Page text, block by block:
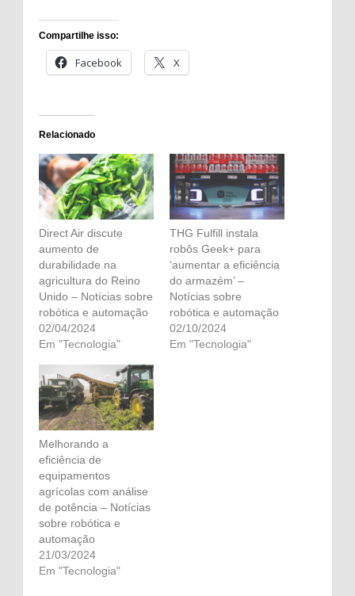
Compartilhe isso:
Facebook X
Relacionado
Direct Air discute
aumento de
durabilidade na
agricultura do Reino
Unido – Notícias sobre
robótica e automação
02/04/2024
Em "Tecnologia"
THG Fulfill instala
robôs Geek+ para
‘aumentar a eficiência
do armazém’ –
Notícias sobre
robótica e automação
02/10/2024
Em "Tecnologia"
Melhorando a
eficiência de
equipamentos
agrícolas com análise
de potência – Notícias
sobre robótica e
automação
21/03/2024
Em "Tecnologia"